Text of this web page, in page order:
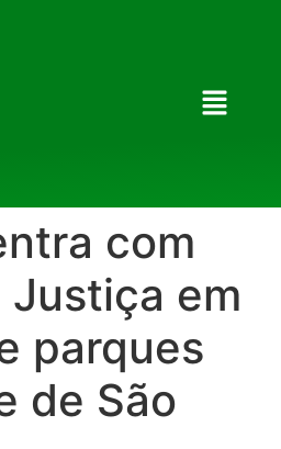
com
Justiça em
parques
de São